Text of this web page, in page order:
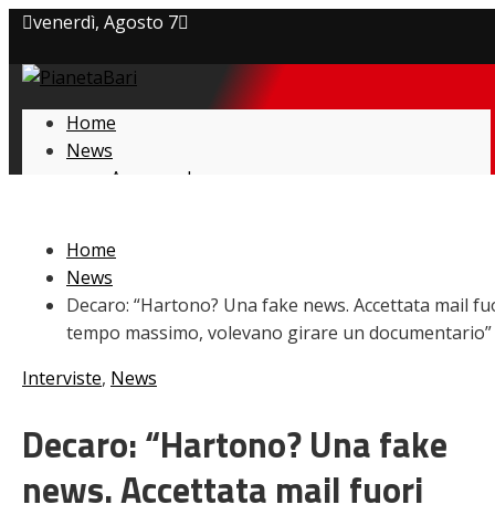
venerdì, Agosto 7
Privacy policy
Cookie Policy
Home
News
Amarcord
Giovanili
Le pagelle
Interviste
Focus
Calciomercato
Home
News
Decaro: “Hartono? Una fake news. Accettata mail
tempo massimo, volevano girare un documentario”
Interviste, News
Decaro: “Hartono? Una fake
news. Accettata mail fuori